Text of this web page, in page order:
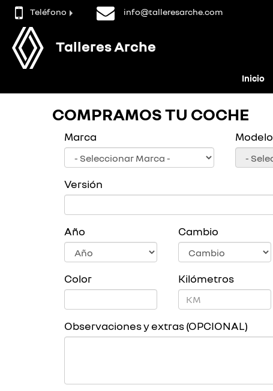
Teléfono info@talleresarche.com
Talleres Arche
Inicio
COMPRAMOS TU COCHE
Marca Modelo
Versión
Año Cambio
Color Kilómetros
Observaciones y extras (OPCIONAL)